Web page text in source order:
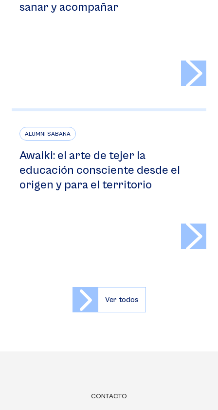
sanar y acompañar
ALUMNI SABANA
Awaiki: el arte de tejer la
educación consciente desde el
origen y para el territorio
Ver todos
CONTACTO